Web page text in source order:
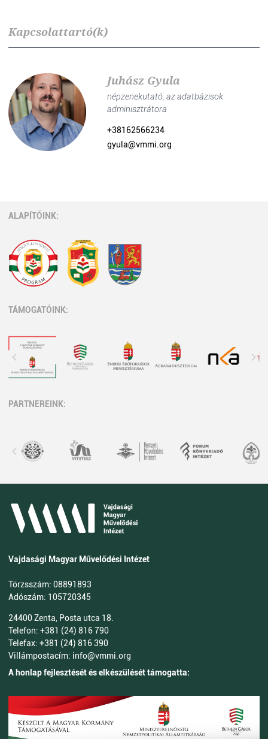
Kapcsolattartó(k)
Juhász Gyula
népzenekutató, az adatbázisok
adminisztrátora
+38162566234
gyula@vmmi.org
ALAPÍTÓINK:
TÁMOGATÓINK:
PARTNEREINK:
Vajdasági Magyar Művelődési Intézet
Törzsszám: 08891893
Adószám: 105720345
24400 Zenta, Posta utca 18.
Telefon: +381 (24) 816 790
Telefax: +381 (24) 816 390
Villámpostacím: info@vmmi.org
A honlap fejlesztését és elkészülését támogatta: